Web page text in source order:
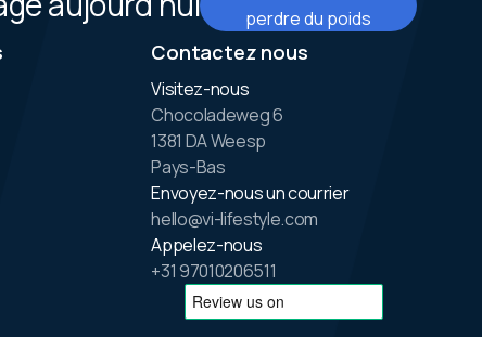
perdre du poids
Contactez nous
Visitez-nous
Chocoladeweg 6
1381 DA Weesp
Pays-Bas
Envoyez-nous un courrier
hello@vi-lifestyle.com
Appelez-nous
+31 97010206511